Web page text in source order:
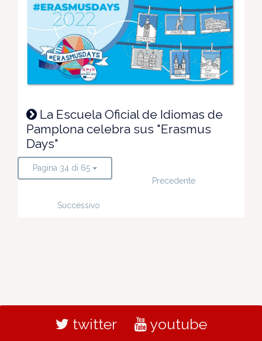
La Escuela Oficial de Idiomas de
Pamplona celebra sus "Erasmus
Days"
Pagina 34 di 65
Precedente
Successivo
twitter youtube